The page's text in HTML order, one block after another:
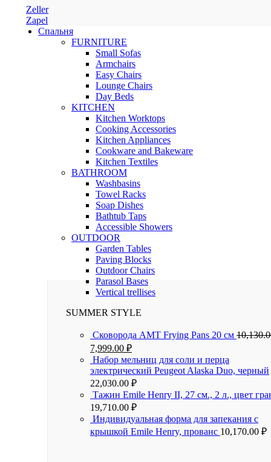
Zeller
Zapel
Спальня
FURNITURE
Small Sofas
Armchairs
Easy Chairs
Lounge Chairs
Day Beds
KITCHEN
Kitchen Worktops
Cooking Accessories
Kitchen Appliances
Cookware and Bakeware
Kitchen Textiles
BATHROOM
Washbasins
Towel Racks
Soap Dishes
Bathtub Taps
Accessible Showers
OUTDOOR
Garden Tables
Paving Blocks
Outdoor Chairs
Parasol Bases
Vertical trellises
SUMMER STYLE
Сковорода AMT Frying Pans 20 см
7,999.00 ₽
Набор мельниц для соли и перца
электрический Peugeot Alaska Duo, черный
22,030.00 ₽
Тажин Emile Henry II, 27 см., 2 л., цвет
19,710.00 ₽
Индивидуальная форма для запекания с
крышкой Emile Henry, прованс 10,170.00 ₽